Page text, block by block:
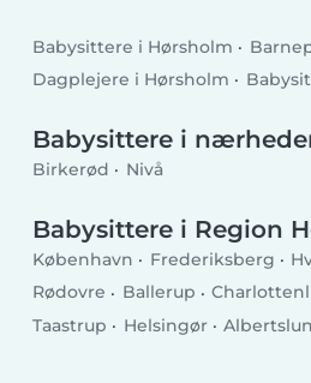
Babysittere i Hørsholm
Dagplejere i Hørsholm
Babysittere i
Birkerød Nivå
Babysittere i Region
København Frederiksberg
Rødovre
Ballerup
Taastrup
Helsingør